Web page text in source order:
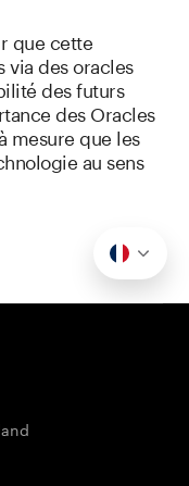
que cette
via des oracles
des futurs
des Oracles
mesure que les
au sens